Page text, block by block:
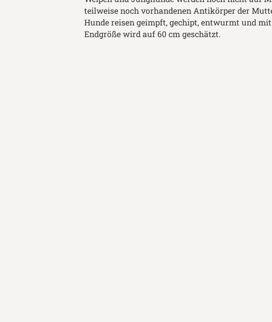
teilweise noch vorhandenen Antikörper der
Hunde reisen geimpft, gechipt, entwurmt und
Endgröße wird auf 60 cm geschätzt.